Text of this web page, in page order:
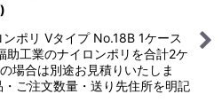
ポリ Vタイプ No.18B 1ケース
助工業のナイロンポリを合計2ケ
場合は別途お見積りいたしま
ご注文数量・送り先住所を明記